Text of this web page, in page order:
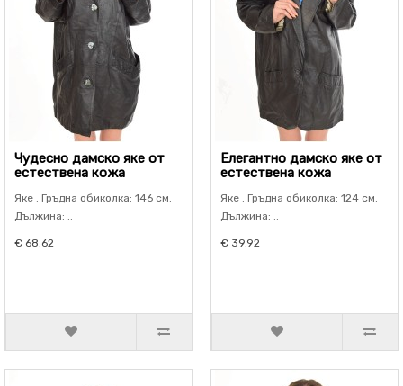
Чудесно дамско яке от
естествена кожа
Яке . Гръдна обиколка: 146 см.
Дължина: ..
€ 68.62
Елегантно дамско яке от
естествена кожа
Яке . Гръдна обиколка: 124 см.
Дължина: ..
€ 39.92